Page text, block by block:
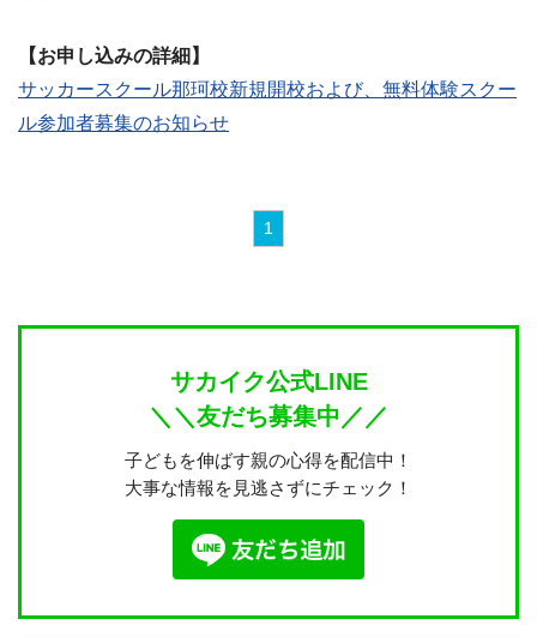
【お申し込みの詳細】
サッカースクール那珂校新規開校および、無料体験スクー
ル参加者募集のお知らせ
1
サカイク公式LINE
＼＼友だち募集中／／
子どもを伸ばす親の心得を配信中！
大事な情報を見逃さずにチェック！